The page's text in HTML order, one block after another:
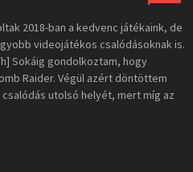
2018-ban a kedvenc játékaink, de
videojátékos csalódásoknak is.
Sokáig gondolkoztam, hogy
Raider. Végül azért döntöttem
utolsó helyét, mert míg az